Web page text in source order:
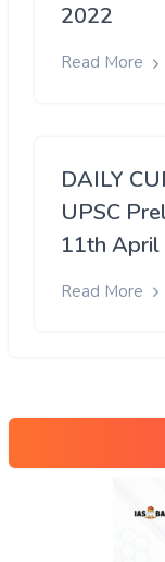
2022
Read More
DAILY
UPSC
11th
Read More